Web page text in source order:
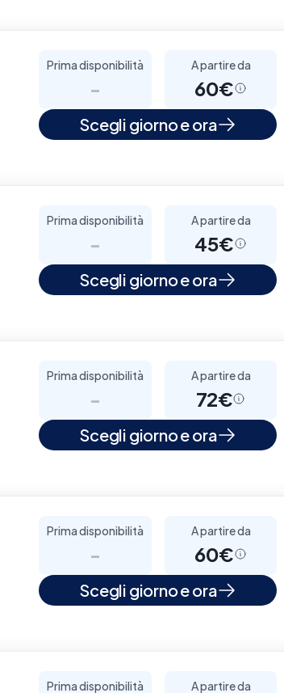
Prima disponibilità
-
A partire da
60€
Scegli giorno e ora
Prima disponibilità
-
A partire da
45€
Scegli giorno e ora
Prima disponibilità
-
A partire da
72€
Scegli giorno e ora
Prima disponibilità
-
A partire da
60€
Scegli giorno e ora
Prima disponibilità A partire da